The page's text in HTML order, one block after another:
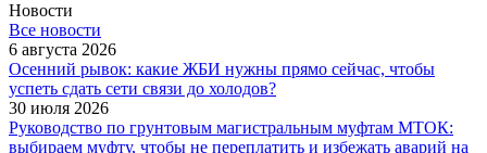
Новости
Все новости
6 августа 2026
Осенний рывок: какие ЖБИ нужны прямо сейчас, чтобы
успеть сдать сети связи до холодов?
30 июля 2026
Руководство по грунтовым магистральным муфтам МТОК:
выбираем муфту, чтобы не переплатить и избежать аварий на